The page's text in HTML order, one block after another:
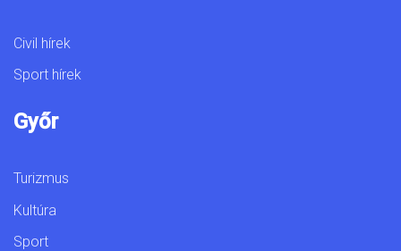
Civil hírek
Sport hírek
Győr
Turizmus
Kultúra
Sport